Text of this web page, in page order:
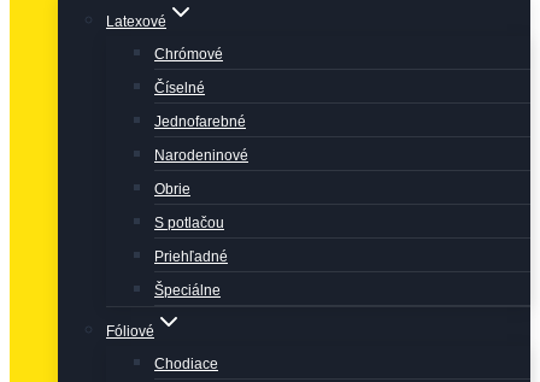
Latexové
Chrómové
Číselné
Jednofarebné
Narodeninové
Obrie
S potlačou
Priehľadné
Špeciálne
Fóliové
Chodiace